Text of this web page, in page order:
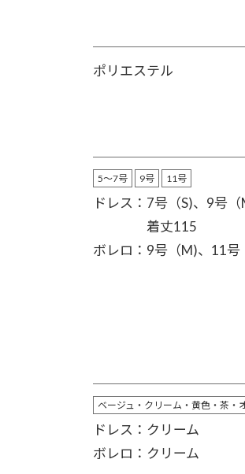
ポリエステル
5～7号 9号 11号
ドレス：7号（S)、9号（
着丈115
ボレロ：9号（M)、11号
ベージュ・クリーム・黄色・茶・
ドレス：クリーム
ボレロ：クリーム